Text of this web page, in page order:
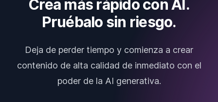
Crea más rápido con AI.
Pruébalo sin riesgo.
Deja de perder tiempo y comienza a crear
contenido de alta calidad de inmediato con el
poder de la AI generativa.